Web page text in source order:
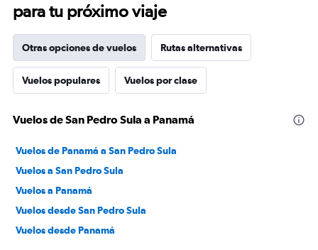
para tu próximo viaje
Otras opciones de vuelos Rutas alternativas
Vuelos populares Vuelos por clase
Vuelos de San Pedro Sula a Panamá
Vuelos de Panamá a San Pedro Sula
Vuelos a San Pedro Sula
Vuelos a Panamá
Vuelos desde San Pedro Sula
Vuelos desde Panamá